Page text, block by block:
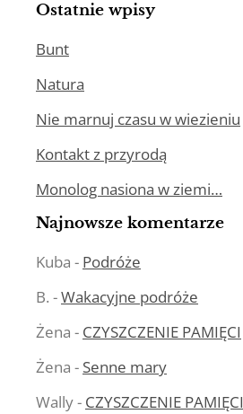
Ostatnie wpisy
Bunt
Natura
Nie marnuj czasu w wiezieniu
Kontakt z przyrodą
Monolog nasiona w ziemi…
Najnowsze komentarze
Kuba - Podróże
B. -Wakacyjne podróże
Żena - CZYSZCZENIE PAMIĘCI
Żena - Senne mary
Wally- CZYSZCZENIE PAMIĘCI